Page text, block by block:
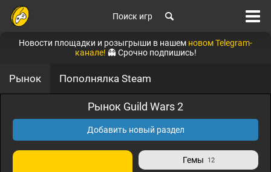
Поиск игр
Новости площадки и розыгрыши в нашем новом Telegram-
канале! 👻 Срочно подпишись!
Рынок Пополнялка Steam
Рынок Guild Wars 2
Добавить новый раздел
Гемы 12